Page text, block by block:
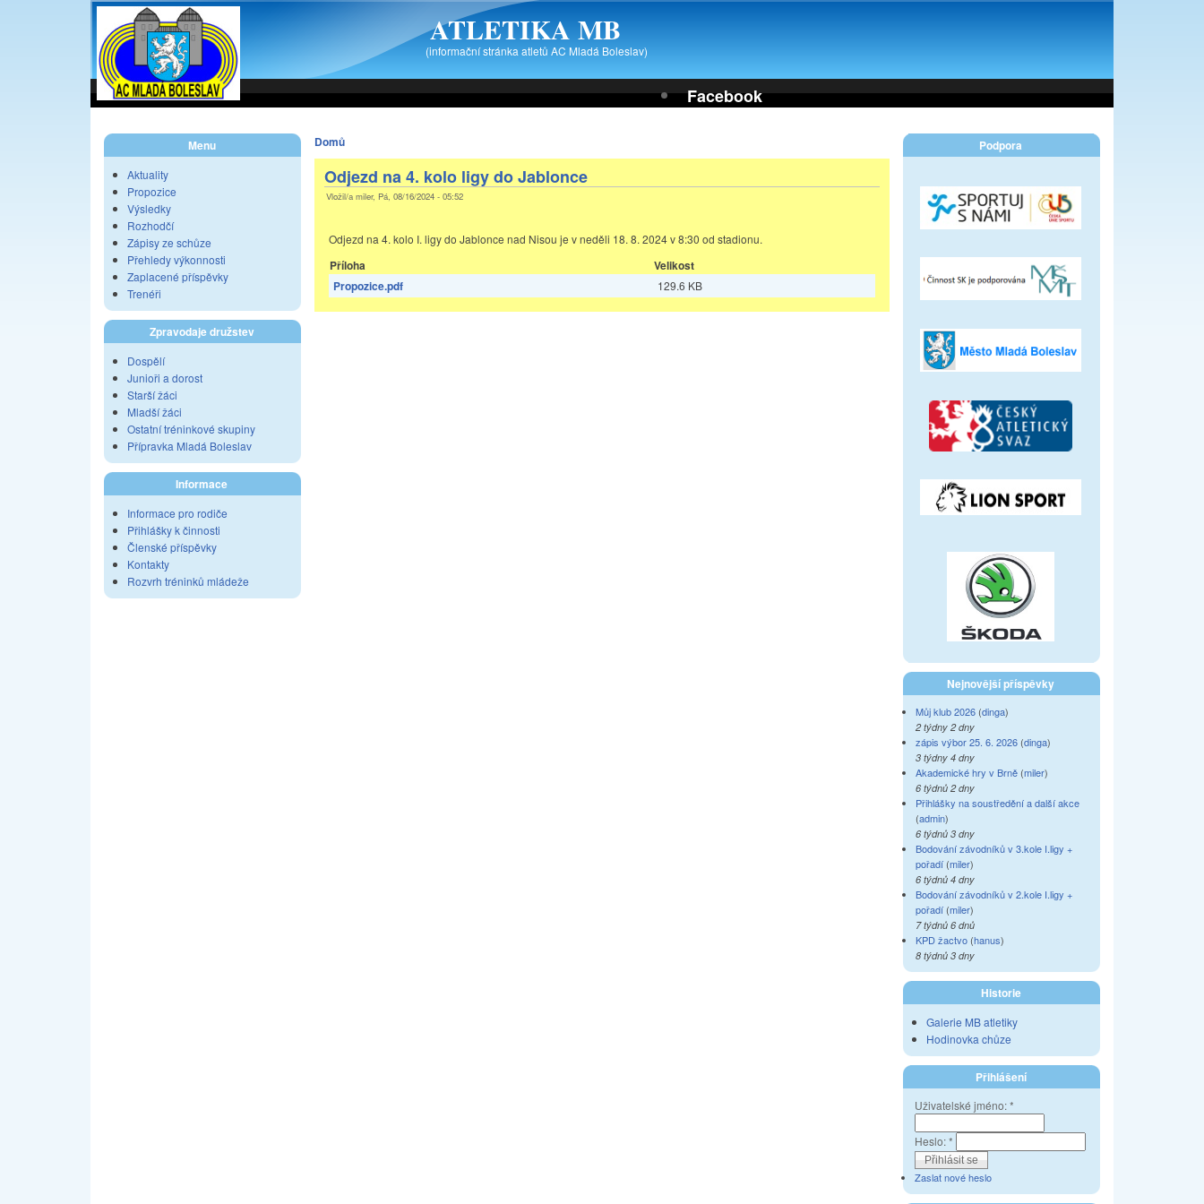
ATLETIKA MB
(informační stránka atletů AC Mladá Boleslav)
Facebook
Menu
Aktuality
Propozice
Výsledky
Rozhodčí
Zápisy ze schůze
Přehledy výkonnosti
Zaplacené příspěvky
Trenéři
Zpravodaje družstev
Dospělí
Junioři a dorost
Starší žáci
Mladší žáci
Ostatní tréninkové skupiny
Přípravka Mladá Boleslav
Informace
Informace pro rodiče
Přihlášky k činnosti
Členské příspěvky
Kontakty
Rozvrh tréninků mládeže
Domů
Odjezd na 4. kolo ligy do Jablonce
Vložil/a miler, Pá, 08/16/2024 - 05:52
Odjezd na 4. kolo I. ligy do Jablonce nad Nisou je v neděli 18. 8. 2024 v 8:30 od stadionu.
Příloha
Velikost
Propozice.pdf
129.6 KB
Podpora
Nejnovější příspěvky
Můj klub 2026(dinga)
2 týdny 2 dny
zápis výbor 25. 6. 2026(dinga)
3 týdny 4 dny
Akademické hry v Brně(miler)
6 týdnů 2 dny
Přihlášky na soustředění a další akce
(admin)
6 týdnů 3 dny
Bodování závodníků v 3.kole I.ligy +
pořadí(miler)
6 týdnů 4 dny
Bodování závodníků v 2.kole I.ligy +
pořadí(miler)
7 týdnů 6 dnů
KPD žactvo(hanus)
8 týdnů 3 dny
Historie
Galerie MB atletiky
Hodinovka chůze
Přihlášení
Uživatelské jméno:*
Heslo:*
Zaslat nové heslo